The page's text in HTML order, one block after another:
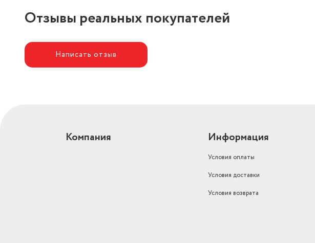
Отзывы реальных покупателей
Написать отзыв
Компания Информация
Условия оплаты
Условия доставки
Условия возврата